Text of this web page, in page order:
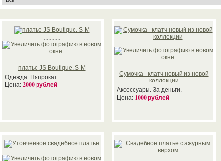
...........
..........
платье JS Boutique. S-M
Одежда. Напрокат.
Цена: 2000 рублей
...........
..........
Сумочка - клатч новый из новой
коллекции
Аксессуары. За деньги.
Цена: 1000 рублей
...........
...........